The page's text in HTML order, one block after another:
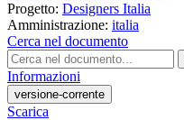
Progetto: Designers Italia
Amministrazione: italia
Cerca nel documento
Informazioni
versione-corrente
Scarica